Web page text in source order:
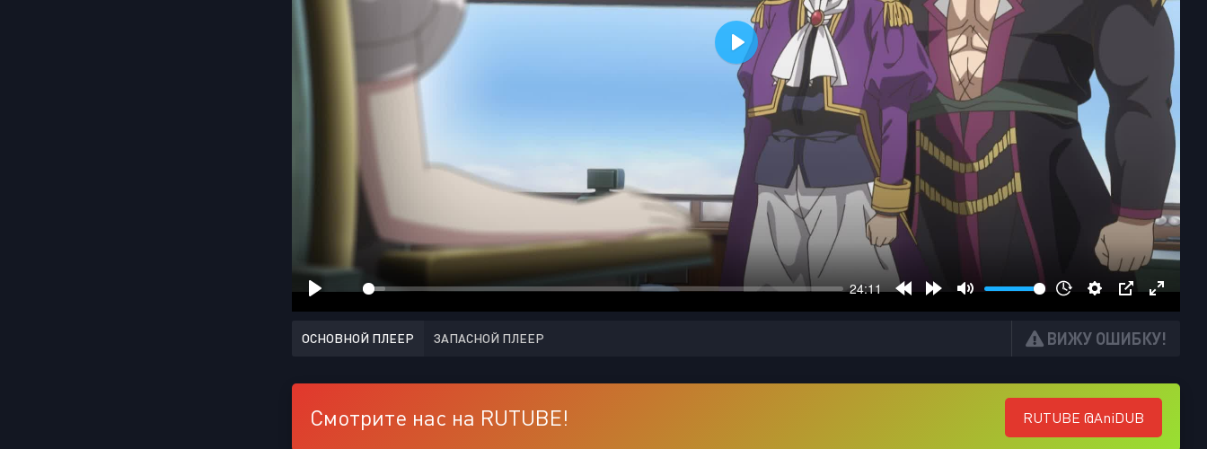
ОСНОВНОЙ ПЛЕЕР ЗАПАСНОЙ ПЛЕЕР ВИЖУ ОШИБКУ!
Смотрите нас на RUTUBE! RUTUBE @AniDUB